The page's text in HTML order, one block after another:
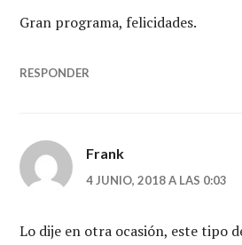
Gran programa, felicidades.
RESPONDER
Frank
4 JUNIO, 2018 A LAS 0:03
Lo dije en otra ocasión, este tipo